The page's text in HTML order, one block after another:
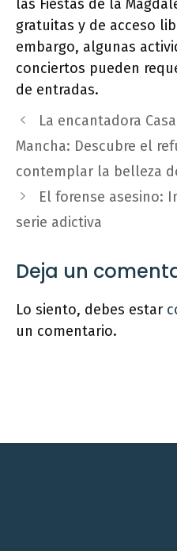
las Fiestas de la
gratuitas y de acceso
embargo, algunas
conciertos pueden
de entradas.
La encantadora
Mancha: Descubre el
contemplar la belleza
El forense asesino:
serie adictiva
Deja un
Lo siento, debes estar
un comentario.